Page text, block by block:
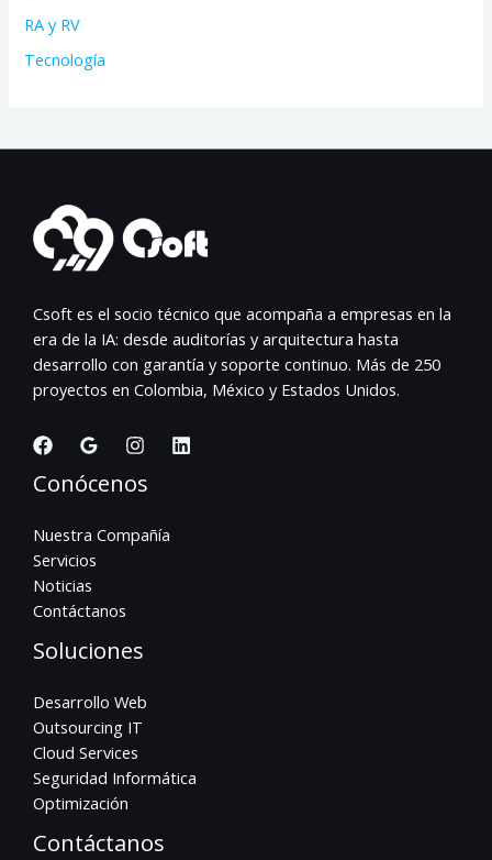
RA y RV
Tecnología
Csoft es el socio técnico que acompaña a empresas en la
era de la IA: desde auditorías y arquitectura hasta
desarrollo con garantía y soporte continuo. Más de 250
proyectos en Colombia, México y Estados Unidos.
Conócenos
Nuestra Compañía
Servicios
Noticias
Contáctanos
Soluciones
Desarrollo Web
Outsourcing IT
Cloud Services
Seguridad Informática
Optimización
Contáctanos